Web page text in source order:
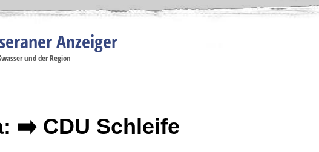
Anzeiger
und der Region
➡️ CDU Schleife